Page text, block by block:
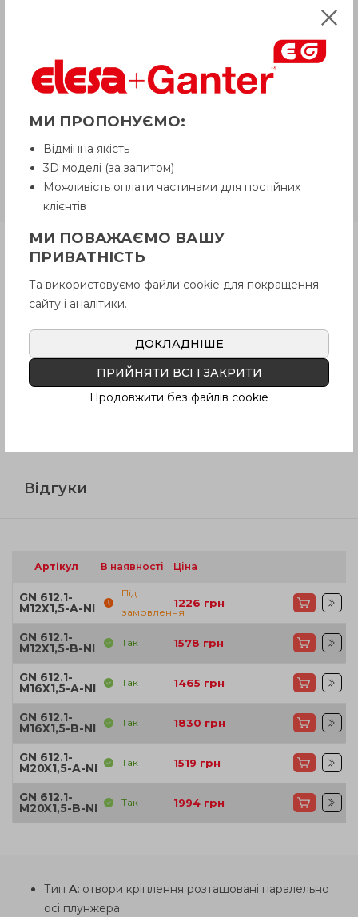
рекомендуємо уточнити у Продавця.
Продавець залишає за собою право
відпускати товар у базовій кольоровій
гамі, якщо інше не обговорено
GN 612.1-NIНержавіюча сталь,
передні/вертикальні монтажні
отвори
Продукція
Опис
Питання про продукцію
Відгуки
Артікул В наявності Ціна
GN 612.1-
M12X1,5-A-NI
Під
замовлення
1226 грн
GN 612.1-
M12X1,5-B-NI Так 1578 грн
GN 612.1-
M16X1,5-A-NI Так 1465 грн
GN 612.1-
M16X1,5-B-NI Так 1830 грн
GN 612.1-
M20X1,5-A-NI Так 1519 грн
GN 612.1-
M20X1,5-B-NI Так 1994 грн
Тип A: отвори кріплення розташовані паралельно
осі плунжера
МИ ПРОПОНУЄМО:
Відмінна якість
3D моделі (за запитом)
Можливість оплати частинами для постійних
клієнтів
МИ ПОВАЖАЄМО ВАШУ
ПРИВАТНІСТЬ
Та використовуємо файли cookie для покращення
сайту і аналітики.
ДОКЛАДНІШЕ
ПРИЙНЯТИ ВСІ І ЗАКРИТИ
Продовжити без файлів cookie